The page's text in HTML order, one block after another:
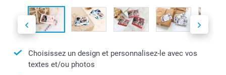
Choisissez un design et personnalisez-le avec vos
textes et/ou photos